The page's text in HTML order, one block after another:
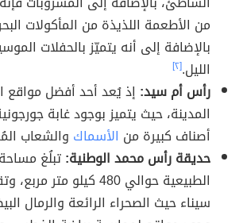
من الأطعمة اللذيذة من المأكولات
بالإضافة إلى أنه يتميّز بالحفلات
الليل.[٢]
رأس أم سيد: إذ يُعد أحد أفضل
المدينة، حيث يتميز بوجود غابة
أصناف كبيرة من الأسماك والشعاب
حديقة رأس محمد الوطنية:تبلُغ
الطبيعية حوالي 480 كيلو
سيناء حيث الصحراء الرائعة والرمال